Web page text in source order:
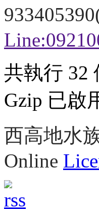
共執行 32
Gzip 已啟
西高地水
Online